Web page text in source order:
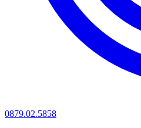
0879.02.5858